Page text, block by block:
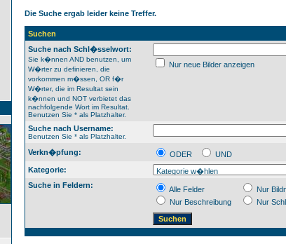
Die Suche ergab leider keine Treffer.
Suchen
Suche nach Schl�sselwort:
Sie k�nnen AND benutzen, um
W�rter zu definieren, die
vorkommen m�ssen, OR f�r
W�rter, die im Resultat sein
k�nnen und NOT verbietet das
nachfolgende Wort im Resultat.
Benutzen Sie * als Platzhalter.
Nur neue Bilder anzeigen
Suche nach Username:
Benutzen Sie * als Platzhalter.
Verkn�pfung: ODER
UND
Kategorie:
Suche in Feldern:
Alle Felder
Nur
Nur Beschreibung
Nur